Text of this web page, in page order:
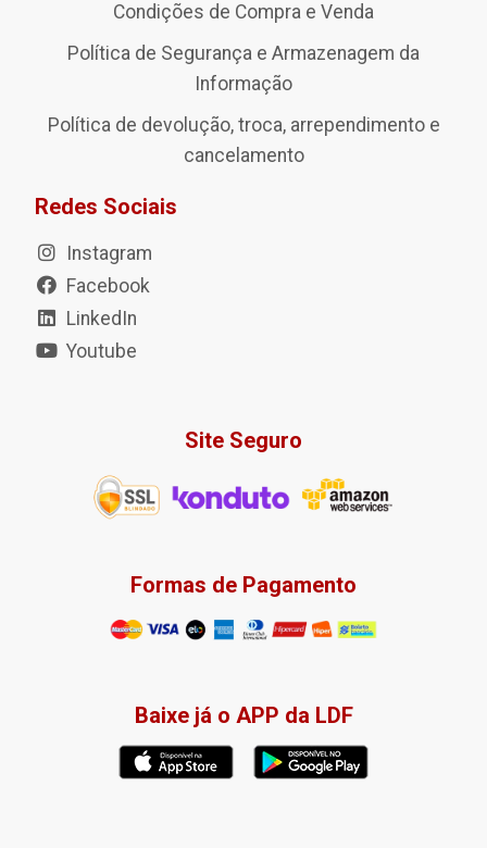
Condições de Compra e Venda
Política de Segurança e Armazenagem da
Informação
Política de devolução, troca, arrependimento e
cancelamento
Redes Sociais
Instagram
Facebook
LinkedIn
Youtube
Site Seguro
Formas de Pagamento
Baixe já o APP da LDF